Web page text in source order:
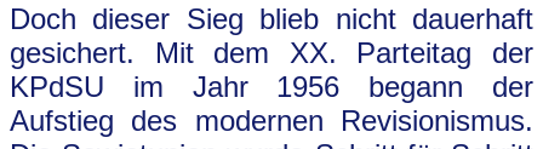
Doch dieser Sieg blieb nicht dauerhaft
gesichert. Mit dem XX. Parteitag der
KPdSU im Jahr 1956 begann der
Aufstieg des modernen Revisionismus.